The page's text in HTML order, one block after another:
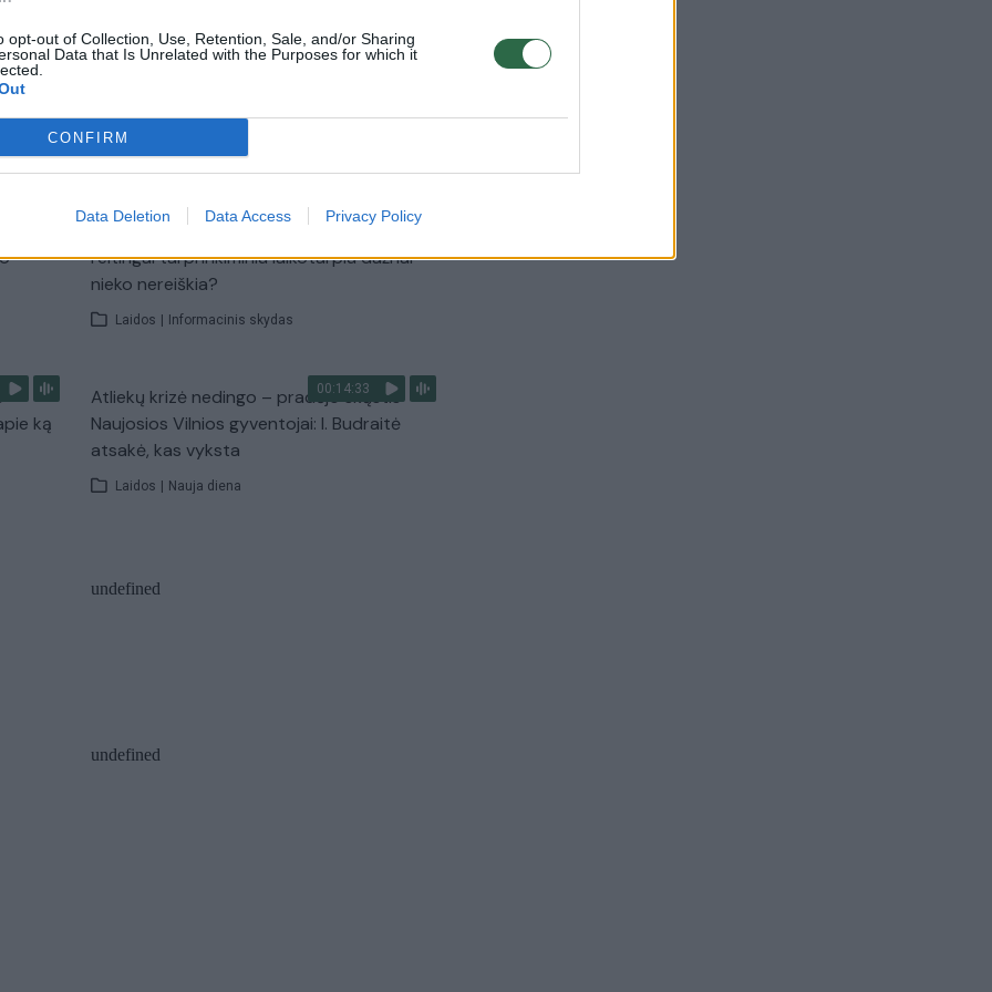
opt-out of Collection, Use, Retention, Sale, and/or Sharing
Data that Is Unrelated with the Purposes for which it
CONFIRM
Data Deletion Data Access Privacy Policy
į
00:10:21
Kodėl apklausos internete ir politikų
reitingai tarprinkiminiu laikotarpiu dažnai
nieko nereiškia?
Laidos | Informacinis skydas
–
ką
00:14:33
Atliekų krizė nedingo – pradėjo skųstis
Naujosios Vilnios gyventojai: I. Budraitė
atsakė, kas vyksta
Laidos | Nauja diena